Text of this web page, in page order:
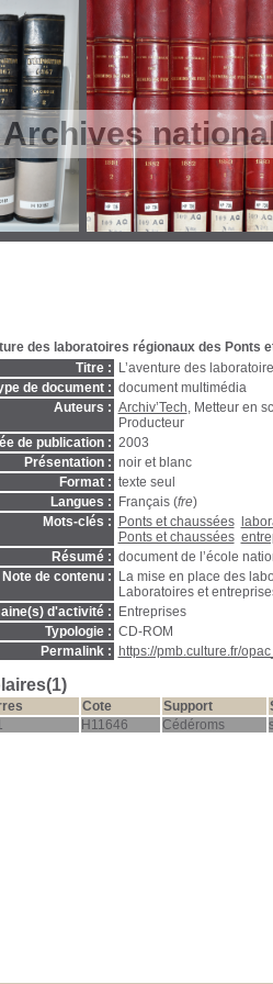
des laboratoires régionaux des Ponts
Titre :
L’aventure des
de document : document multimédia
Auteurs : Archiv’Tech, Metteur en
Producteur
de publication : 2003
Présentation : noir et blanc
Format : texte seul
Langues :
Français (fre)
Mots-clés :
Ponts et chaussées
Ponts et chaussées
Résumé : document de l’école
Note de contenu :
La mise en place des
Laboratoires et
d'activité :
Entreprises
Typologie : CD-ROM
Permalink :
https://pmb.culture.fr/
Cote Support
H11646 Cédéroms